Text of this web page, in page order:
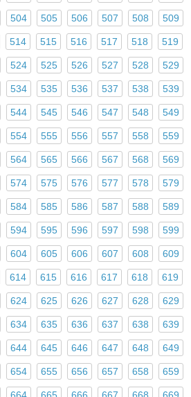
504 505 506 507 508 509
514 515 516 517 518 519
524 525 526 527 528 529
534 535 536 537 538 539
544 545 546 547 548 549
554 555 556 557 558 559
564 565 566 567 568 569
574 575 576 577 578 579
584 585 586 587 588 589
594 595 596 597 598 599
604 605 606 607 608 609
614 615 616 617 618 619
624 625 626 627 628 629
634 635 636 637 638 639
644 645 646 647 648 649
654 655 656 657 658 659
664 665 666 667 668 669